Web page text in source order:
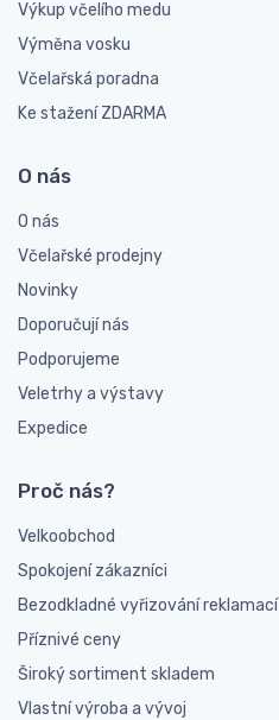
Výkup včelího medu
Výměna vosku
Včelařská poradna
Ke stažení ZDARMA
O nás
O nás
Včelařské prodejny
Novinky
Doporučují nás
Podporujeme
Veletrhy a výstavy
Expedice
Proč nás?
Velkoobchod
Spokojení zákazníci
Bezodkladné vyřizování reklamací
Příznivé ceny
Široký sortiment skladem
Vlastní výroba a vývoj